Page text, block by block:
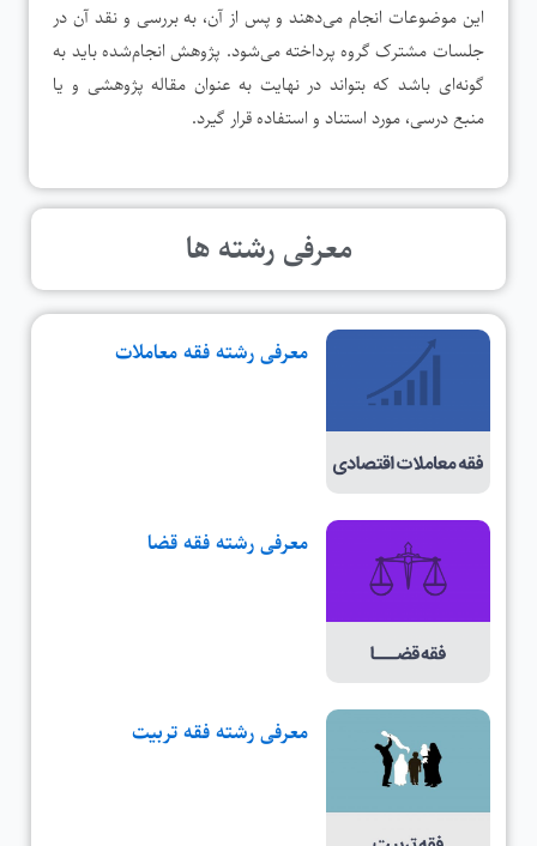
این موضوعات انجام می‌دهند و پس از آن، به بررسی و نقد آن در
جلسات مشترک گروه پرداخته می‌شود. پژوهش‌ انجام‌شده باید به
گونه‌ای باشد که بتواند در نهایت به عنوان مقاله پژوهشی و یا
منبع درسی، مورد استناد و استفاده قرار گیرد.
معرفی رشته ها
معرفی رشته فقه معاملات
معرفی رشته فقه قضا
معرفی رشته فقه تربیت